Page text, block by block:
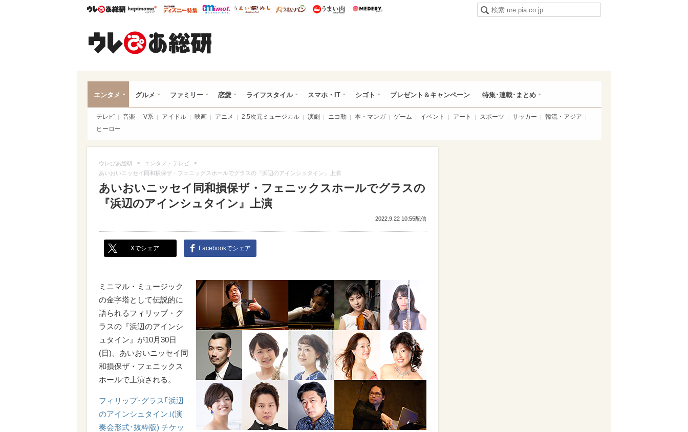
ウレぴあ総研ハピママ* ウレぴあ総研 ディズニー特集
mimot. うまいめし うまいパン うまい肉
エンタメ グルメ ファミリー 恋愛 ライフスタイル スマホ・IT シゴト プレゼント＆キャンペーン 特集･連載･まとめ
テレビ 音楽 V系 アイドル 映画 アニメ 2.5次元ミュージカル 演劇 ニコ動 本・マンガ ゲーム イベント アート スポーツ サッカー
韓流・アジア
ヒーロー
ウレぴあ総研 > エンタメ・テレビ >
あいおいニッセイ同和損保ザ・フェニックスホールでグラスの『浜辺のアインシュタイン』上演
あいおいニッセイ同和損保ザ・フェニックスホールでグラスの
『浜辺のアインシュタイン』上演
2022.9.22 10:55配信
Xでシェア Facebookでシェア
ミニマル・ミュージック
の金字塔として伝説的に
語られるフィリップ・グ
ラスの『浜辺のアインシ
ュタイン』が10月30日
(日)、あいおいニッセイ同
和損保ザ・フェニックス
ホールで上演される。
フィリップ･グラス｢浜辺
のアインシュタイン｣(演
奏会形式･抜粋版) チケッ